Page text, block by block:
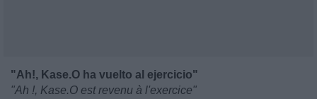
"Ah!, Kase.O ha vuelto al ejercicio"
"Ah !, Kase.O est revenu à l'exercice"